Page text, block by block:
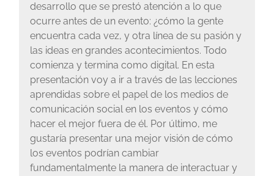
desarrollo que se prestó atención a lo que
ocurre antes de un evento: ¿cómo la gente
encuentra cada vez, y otra línea de su pasión y
las ideas en grandes acontecimientos. Todo
comienza y termina como digital. En esta
presentación voy a ir a través de las lecciones
aprendidas sobre el papel de los medios de
comunicación social en los eventos y cómo
hacer el mejor fuera de él. Por último, me
gustaría presentar una mejor visión de cómo
los eventos podrían cambiar
fundamentalmente la manera de interactuar y